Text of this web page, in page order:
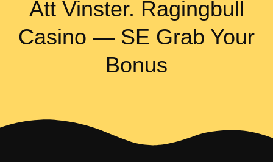
Att Vinster. Ragingbull
Casino — SE Grab Your
Bonus